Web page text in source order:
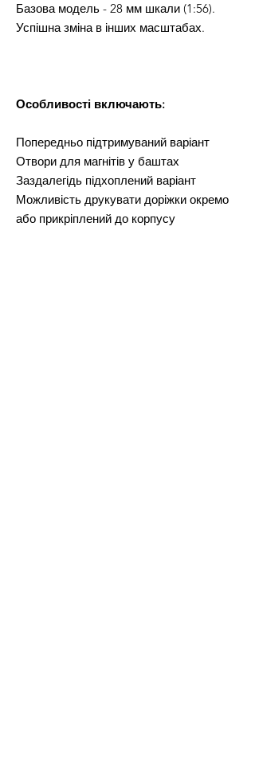
Базова модель - 28 мм шкали (1:56).
Успішна зміна в інших масштабах.
Особливості включають:
Попередньо підтримуваний варіант
Отвори для магнітів у баштах
Заздалегідь підхоплений варіант
Можливість друкувати доріжки окремо
або прикріплений до корпусу